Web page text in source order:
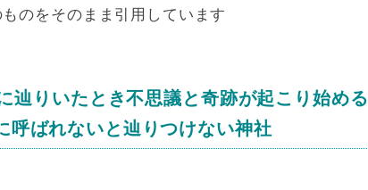
のをそのまま引用しています
りいたとき不思議と奇跡が起こり始める
ばれないと辿りつけない神社